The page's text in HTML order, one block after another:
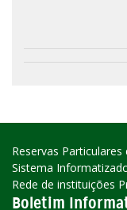
Reservas
Sistema
Rede de instituições
Boletim